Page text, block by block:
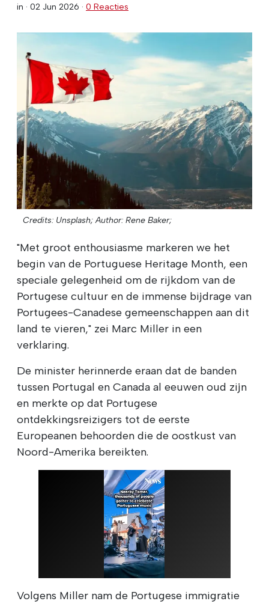
in · 02 Jun 2026 · 0 Reacties
Credits: Unsplash; Author: Rene Baker;
"Met groot enthousiasme markeren we het
begin van de Portuguese Heritage Month, een
speciale gelegenheid om de rijkdom van de
Portugese cultuur en de immense bijdrage van
Portugees-Canadese gemeenschappen aan dit
land te vieren," zei Marc Miller in een
verklaring.
De minister herinnerde eraan dat de banden
tussen Portugal en Canada al eeuwen oud zijn
en merkte op dat Portugese
ontdekkingsreizigers tot de eerste
Europeanen behoorden die de oostkust van
Noord-Amerika bereikten.
Volgens Miller nam de Portugese immigratie